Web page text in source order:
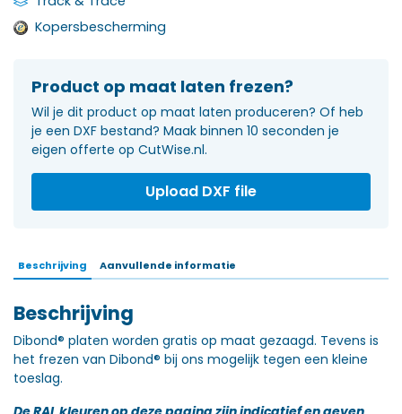
Kopersbescherming
Product op maat laten frezen?
Wil je dit product op maat laten produceren? Of heb
je een DXF bestand? Maak binnen 10 seconden je
eigen offerte op CutWise.nl.
Upload DXF file
Beschrijving Aanvullende informatie
Beschrijving
Dibond® platen worden gratis op maat gezaagd. Tevens is
het frezen van Dibond® bij ons mogelijk tegen een kleine
toeslag.